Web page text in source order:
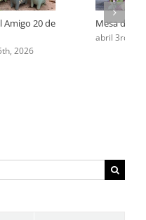
Amigo 20 de
2026
Mesa de
abril 3rd,